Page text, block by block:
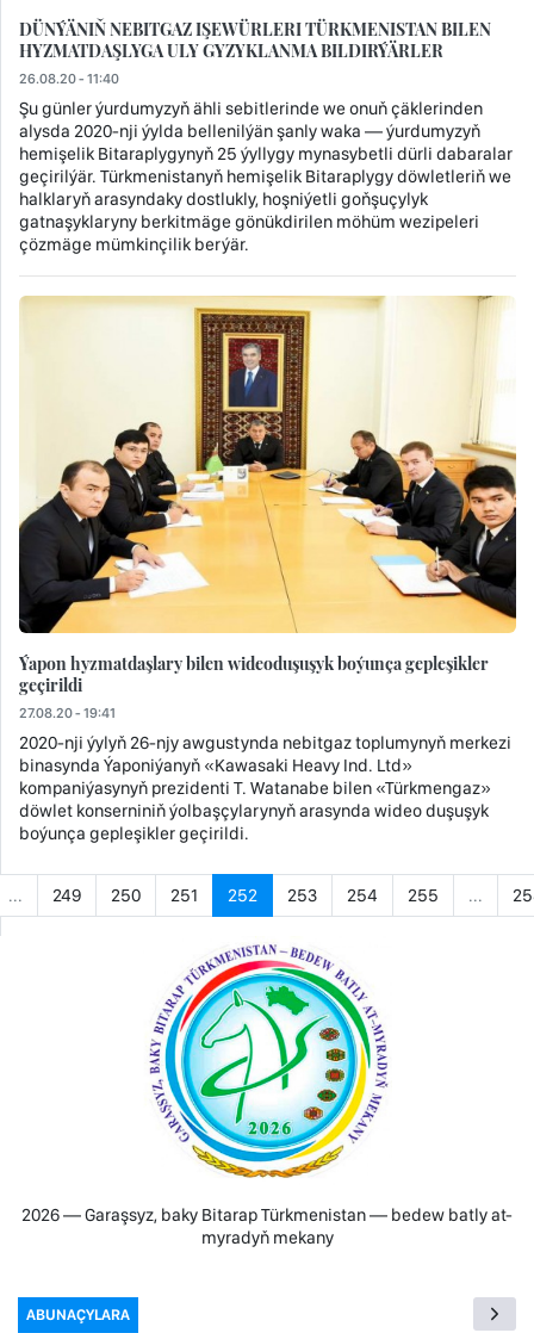
DÜNÝÄNIŇ NEBITGAZ IŞEWÜRLERI TÜRKMENISTAN BILEN
HYZMATDAŞLYGA ULY GYZYKLANMA BILDIRÝÄRLER
26.08.20 - 11:40
Şu günler ýurdumyzyň ähli sebitlerinde we onuň çäklerinden
alysda 2020-nji ýylda bellenilýän şanly waka — ýurdumyzyň
hemişelik Bitaraplygynyň 25 ýyllygy mynasybetli dürli dabaralar
geçirilýär. Türkmenistanyň hemişelik Bitaraplygy döwletleriň we
halklaryň arasyndaky dostlukly, hoşniýetli goňşuçylyk
gatnaşyklaryny berkitmäge gönükdirilen möhüm wezipeleri
çözmäge mümkinçilik berýär.
Ýapon hyzmatdaşlary bilen wideoduşuşyk boýunça gepleşikler
geçirildi
27.08.20 - 19:41
2020-nji ýylyň 26-njy awgustynda nebitgaz toplumynyň merkezi
binasynda Ýaponiýanyň «Kawasaki Heavy Ind. Ltd»
kompaniýasynyň prezidenti T. Watanabe bilen «Türkmengaz»
döwlet konserniniň ýolbaşçylarynyň arasynda wideo duşuşyk
boýunça gepleşikler geçirildi.
... 249 250 251 252 253 254 255 ...
2026 — Garaşsyz, baky Bitarap Türkmenistan — bedew batly at-
myradyň mekany
ABUNAÇYLARA